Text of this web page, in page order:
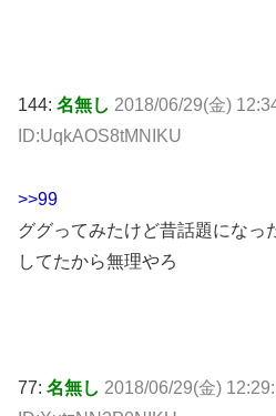
144: 名無し 2018/06/29(金)
ID:UqkAOS8tMNIKU
>>99
ググってみたけど昔話題になっ
してたから無理やろ
77: 名無し 2018/06/29(金)